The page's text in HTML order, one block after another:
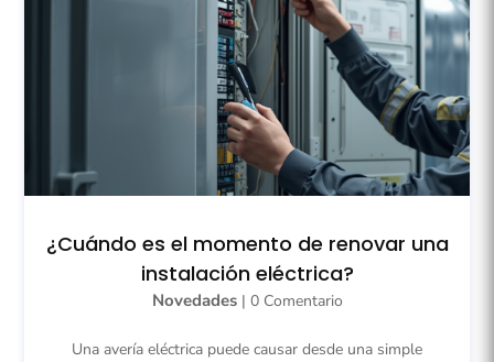
¿Cuándo es el momento de renovar una
instalación eléctrica?
Novedades| 0 Comentario
Una avería eléctrica puede causar desde una simple